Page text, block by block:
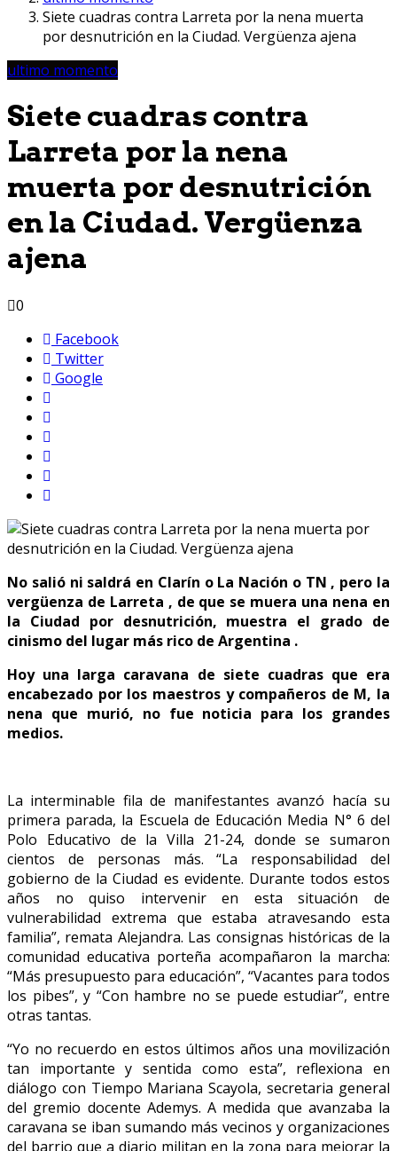
Siete cuadras contra Larreta por la nena muerta
por desnutrición en la Ciudad. Vergüenza ajena
ultimo momento
Siete cuadras contra
Larreta por la nena
muerta por desnutrición
en la Ciudad. Vergüenza
ajena
0
Facebook
Twitter
Google
No salió ni saldrá en Clarín o La Nación o TN , pero la
vergüenza de Larreta , de que se muera una nena en
la Ciudad por desnutrición, muestra el grado de
cinismo del lugar más rico de Argentina .
Hoy una larga caravana de siete cuadras que era
encabezado por los maestros y compañeros de M, la
nena que murió, no fue noticia para los grandes
medios.
La interminable fila de manifestantes avanzó hacía su
primera parada, la Escuela de Educación Media N° 6 del
Polo Educativo de la Villa 21-24, donde se sumaron
cientos de personas más. “La responsabilidad del
gobierno de la Ciudad es evidente. Durante todos estos
años no quiso intervenir en esta situación de
vulnerabilidad extrema que estaba atravesando esta
familia”, remata Alejandra. Las consignas históricas de la
comunidad educativa porteña acompañaron la marcha:
“Más presupuesto para educación”, “Vacantes para todos
los pibes”, y “Con hambre no se puede estudiar”, entre
otras tantas.
“Yo no recuerdo en estos últimos años una movilización
tan importante y sentida como esta”, reflexiona en
diálogo con Tiempo Mariana Scayola, secretaria general
del gremio docente Ademys. A medida que avanzaba la
caravana se iban sumando más vecinos y organizaciones
del barrio que a diario militan en la zona para mejorar la